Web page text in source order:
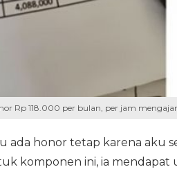
Rp 118.000 per bulan, per jam
ada honor tetap karena aku
komponen ini, ia mendapat